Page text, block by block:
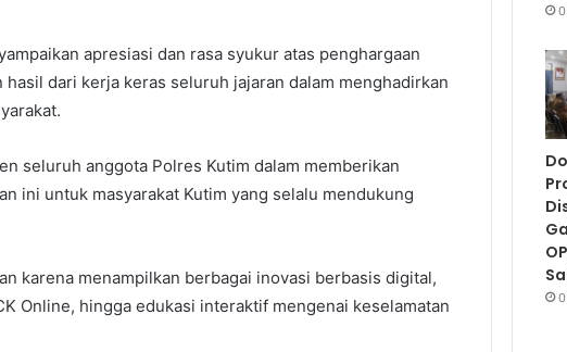
apresiasi dan rasa syukur atas penghargaan
dari kerja keras seluruh jajaran dalam menghadirkan
seluruh anggota Polres Kutim dalam memberikan
ini untuk masyarakat Kutim yang selalu mendukung
karena menampilkan berbagai inovasi berbasis digital,
Online, hingga edukasi interaktif mengenai keselamatan